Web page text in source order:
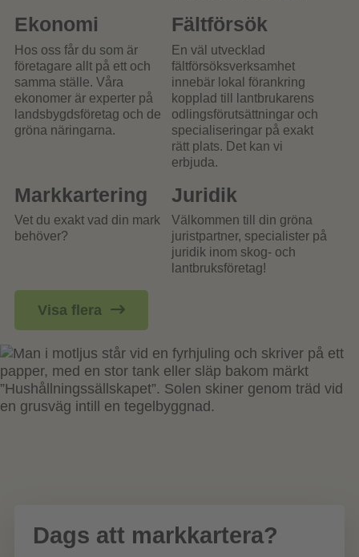
Ekonomi
Hos oss får du som är
företagare allt på ett och
samma ställe. Våra
ekonomer är experter på
landsbygdsföretag och de
gröna näringarna.
Fältförsök
En väl utvecklad
fältförsöksverksamhet
innebär lokal förankring
kopplad till lantbrukarens
odlingsförutsättningar och
specialiseringar på exakt
rätt plats. Det kan vi
erbjuda.
Markkartering
Vet du exakt vad din mark
behöver?
Juridik
Välkommen till din gröna
juristpartner, specialister på
juridik inom skog- och
lantbruksföretag!
Visa flera
Dags att markkartera?